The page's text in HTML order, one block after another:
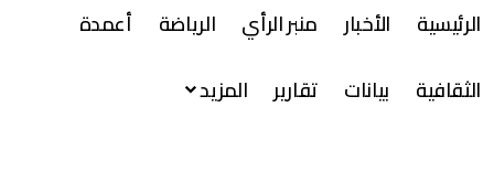
الرئيسية الأخبار منبر الرأي الرياضة
أعمدة
الثقافية
بيانات تقارير المزيد